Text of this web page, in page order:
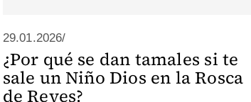
29.01.2026/
¿Por qué se dan tamales si te
sale un Niño Dios en la Rosca
de Reyes?